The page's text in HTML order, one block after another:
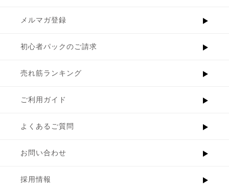
メルマガ登録
初心者パックのご請求
売れ筋ランキング
ご利用ガイド
よくあるご質問
お問い合わせ
採用情報